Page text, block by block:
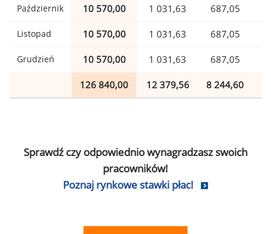
Październik 10 570,00 1 031,63 687,05
Listopad 10 570,00 1 031,63 687,05
Grudzień 10 570,00 1 031,63 687,05
126 840,00 12 379,56 8 244,60
Sprawdź czy odpowiednio wynagradzasz swoich
pracowników!
Poznaj rynkowe stawki płac!